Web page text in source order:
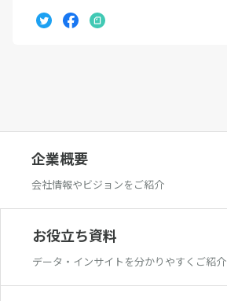
企業概要
会社情報やビジョンをご紹介
お役立ち資料
データ・インサイトを分かりやすくご紹介